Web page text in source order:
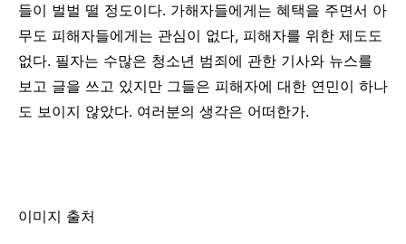
들이 벌벌 떨 정도이다. 가해자들에게는 혜택을 주면서 아
무도 피해자들에게는 관심이 없다, 피해자를 위한 제도도
없다. 필자는 수많은 청소년 범죄에 관한 기사와 뉴스를
보고 글을 쓰고 있지만 그들은 피해자에 대한 연민이 하나
도 보이지 않았다. 여러분의 생각은 어떠한가.
이미지 출처